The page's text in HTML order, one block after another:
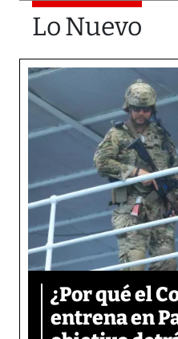
Lo Nuevo
¿Por qué el
entrena en